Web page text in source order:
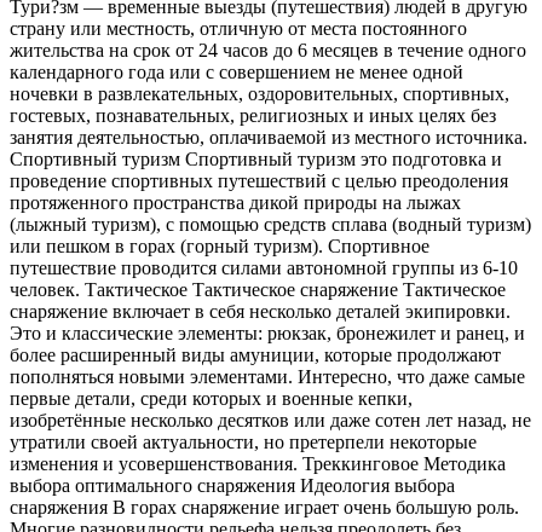
Тури?зм — временные выезды (путешествия) людей в другую
страну или местность, отличную от места постоянного
жительства на срок от 24 часов до 6 месяцев в течение одного
календарного года или с совершением не менее одной
ночевки в развлекательных, оздоровительных, спортивных,
гостевых, познавательных, религиозных и иных целях без
занятия деятельностью, оплачиваемой из местного источника.
Спортивный туризм Спортивный туризм это подготовка и
проведение спортивных путешествий с целью преодоления
протяженного пространства дикой природы на лыжах
(лыжный туризм), с помощью средств сплава (водный туризм)
или пешком в горах (горный туризм). Спортивное
путешествие проводится силами автономной группы из 6-10
человек. Тактическое Тактическое снаряжение Тактическое
снаряжение включает в себя несколько деталей экипировки.
Это и классические элементы: рюкзак, бронежилет и ранец, и
более расширенный виды амуниции, которые продолжают
пополняться новыми элементами. Интересно, что даже самые
первые детали, среди которых и военные кепки,
изобретённые несколько десятков или даже сотен лет назад, не
утратили своей актуальности, но претерпели некоторые
изменения и усовершенствования. Треккинговое Методика
выбора оптимального снаряжения Идеология выбора
снаряжения В горах снаряжение играет очень большую роль.